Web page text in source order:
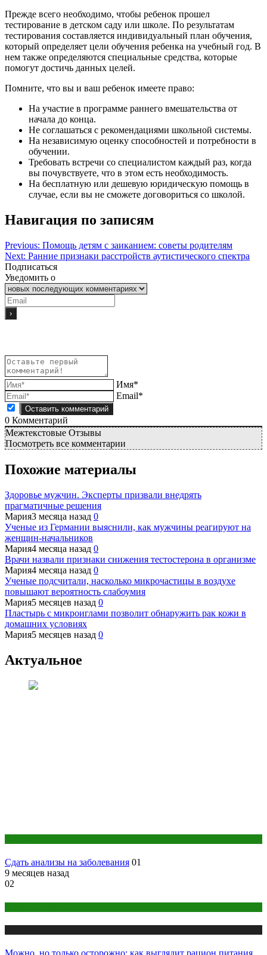
Прежде всего необходимо, чтобы ребенок прошел
тестирование в детском саду или школе. По результатам
тестирования составляется индивидуальный план обучения,
который определяет цели обучения ребенка на учебный год. В
нем также определяются специальные средства, которые
помогут достичь данных целей.
Помните, что вы и ваш ребенок имеете право:
На участие в программе раннего вмешательства от
начала до конца.
Не соглашаться с рекомендациями школьной системы.
На независимую оценку способностей и потребности в
обучении.
Требовать встречи со специалистом каждый раз, когда
вы почувствуете, что в этом есть необходимость.
На бесплатную или дешевую юридическую помощь в
случае, если вы не сможете договориться со школой.
Навигация по записям
Previous: Помощь детям с заиканием: советы родителям
Next: Ранние признаки расстройств аутистического спектра
Подписаться
Уведомить о
Имя*
Email*
0 Комментарий
Межтекстовые Отзывы
Посмотреть все комментарии
Похожие материалы
Здоровье мужчин. Эксперты призвали внедрять
прагматичные решения
Мария3 месяца назад 0
Ученые из Германии выяснили, как мужчины реагируют на
женщин-начальников
Мария4 месяца назад 0
Врачи назвали признаки снижения тестостерона в организме
Мария4 месяца назад 0
Ученые подсчитали, насколько микрочастицы в воздухе
повышают вероятность слабоумия
Мария5 месяцев назад 0
Пластырь с микроиглами позволит обнаружить рак кожи в
домашних условиях
Мария5 месяцев назад 0
Актуальное
Сдать анализы на заболевания 01
9 месяцев назад
02